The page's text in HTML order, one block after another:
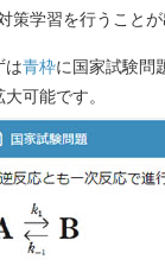
策学習を行うことが
は青枠に国家試験問
大可能です。
の相互作用が原
選べ。